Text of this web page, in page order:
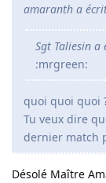
amaranth a
Sgt Taliesin a
:mrgreen:
quoi quoi quoi
Tu veux dire
dernier match
Désolé Maître